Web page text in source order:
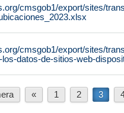
cmsgob1/export/sites/
cmsgob1/export/sites/
datos-de-sitios-web-
« 1 2 3